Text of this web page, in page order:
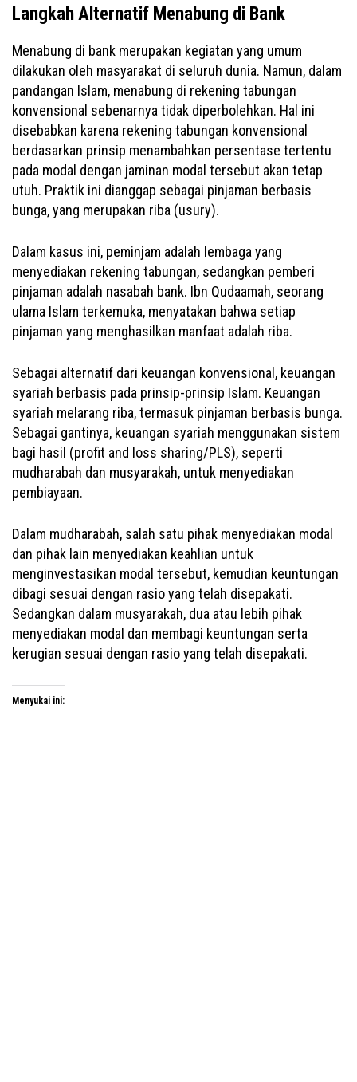
Langkah Alternatif Menabung di Bank
Menabung di bank merupakan kegiatan yang umum
dilakukan oleh masyarakat di seluruh dunia. Namun, dalam
pandangan Islam, menabung di rekening tabungan
konvensional sebenarnya tidak diperbolehkan. Hal ini
disebabkan karena rekening tabungan konvensional
berdasarkan prinsip menambahkan persentase tertentu
pada modal dengan jaminan modal tersebut akan tetap
utuh. Praktik ini dianggap sebagai pinjaman berbasis
bunga, yang merupakan riba (usury).
Dalam kasus ini, peminjam adalah lembaga yang
menyediakan rekening tabungan, sedangkan pemberi
pinjaman adalah nasabah bank. Ibn Qudaamah, seorang
ulama Islam terkemuka, menyatakan bahwa setiap
pinjaman yang menghasilkan manfaat adalah riba.
Sebagai alternatif dari keuangan konvensional, keuangan
syariah berbasis pada prinsip-prinsip Islam. Keuangan
syariah melarang riba, termasuk pinjaman berbasis bunga.
Sebagai gantinya, keuangan syariah menggunakan sistem
bagi hasil (profit and loss sharing/PLS), seperti
mudharabah dan musyarakah, untuk menyediakan
pembiayaan.
Dalam mudharabah, salah satu pihak menyediakan modal
dan pihak lain menyediakan keahlian untuk
menginvestasikan modal tersebut, kemudian keuntungan
dibagi sesuai dengan rasio yang telah disepakati.
Sedangkan dalam musyarakah, dua atau lebih pihak
menyediakan modal dan membagi keuntungan serta
kerugian sesuai dengan rasio yang telah disepakati.
Menyukai ini: